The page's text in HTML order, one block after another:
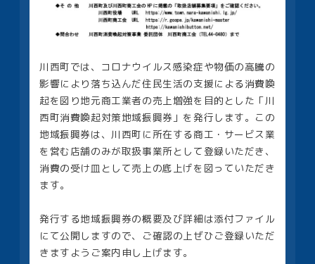
川西町では、コロナウイルス感染症や物価の高騰の
影響により落ち込んだ住民生活の支援による消費喚
起を図り地元商工業者の売上増強を目的とした「川
西町消費喚起対策地域振興券」を発行します。この
地域振興券は、川西町に所在する商工・サービス業
を営む店舗のみが取扱事業所として登録いただき、
消費の受け皿として売上の底上げを図っていただき
ます。
発行する地域振興券の概要及び詳細は添付ファイル
にて公開しますので、ご確認の上ぜひご登録いただ
きますようご案内申し上げます。